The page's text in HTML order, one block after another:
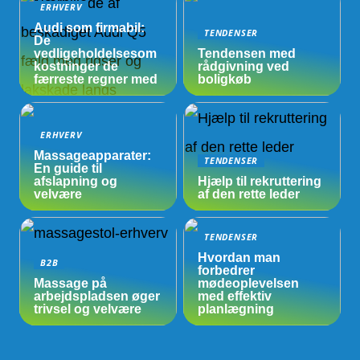
ERHVERV
Audi som firmabil:
De
vedligeholdelsesom
kostninger de
færreste regner med
TENDENSER
Tendensen med
rådgivning ved
boligkøb
ERHVERV
Massageapparater:
En guide til
afslapning og
velvære
TENDENSER
Hjælp til rekruttering
af den rette leder
B2B
Massage på
arbejdspladsen øger
trivsel og velvære
TENDENSER
Hvordan man
forbedrer
mødeoplevelsen
med effektiv
planlægning